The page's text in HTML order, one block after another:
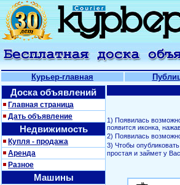
Курьер-главная
Доска объявлений
Главная страница
Дать объявление
Недвижимость
Купля - продажа
Аренда
Разное
Машины
1) Появилась
появится иконка,
2) Появилась
3) Чтобы
простая и займет у